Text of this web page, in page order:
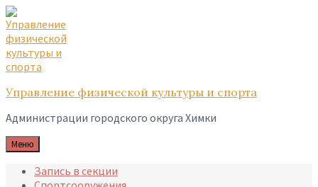
Skip
to
content
Skip
to
main
navigation
Skip
to
footer
Управление физической культуры и спорта
Администрации городского округа Химки
Меню
Запись в секции